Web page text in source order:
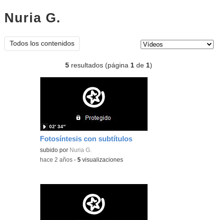
Nuria G.
Todos los contenidos
5 resultados (página1 de1)
Fotosíntesis con subtítulos
subido por Nuria G.
02′ 34″
-hace 2 años -5 visualizaciones